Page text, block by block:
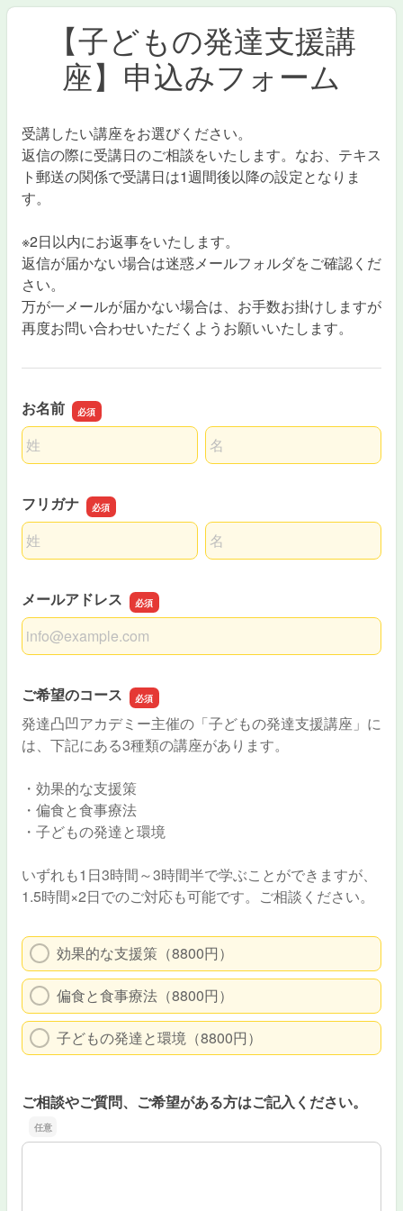
【子どもの発達支援講
座】申込みフォーム
受講したい講座をお選びください。
返信の際に受講日のご相談をいたします。なお、テキス
ト郵送の関係で受講日は1週間後以降の設定となりま
す。
※2日以内にお返事をいたします。
返信が届かない場合は迷惑メールフォルダをご確認くだ
さい。
万が一メールが届かない場合は、お手数お掛けしますが
再度お問い合わせいただくようお願いいたします。
お名前
名前の姓
名前の名
フリガナ
名前の姓
名前の名
メールアドレス
メールアドレス
ご希望のコース
発達凸凹アカデミー主催の「子どもの発達支援講座」に
は、下記にある3種類の講座があります。
・効果的な支援策
・偏食と食事療法
・子どもの発達と環境
いずれも1日3時間～3時間半で学ぶことができますが、
1.5時間×2日でのご対応も可能です。ご相談ください。
効果的な支援策（8800円）
偏食と食事療法（8800円）
子どもの発達と環境（8800円）
ご相談やご質問、ご希望がある方はご記入ください。
ご相談やご質問、ご希望がある方はご記入ください。